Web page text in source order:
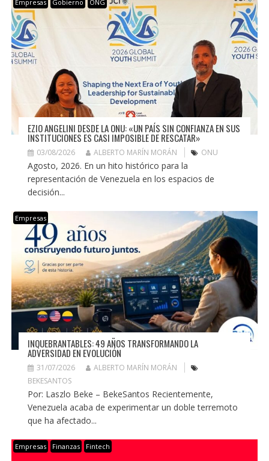
Empresas Gobierno ONG
EZIO ANGELINI DESDE LA ONU: «UN PAÍS SIN CONFIANZA EN SUS
INSTITUCIONES ES CASI IMPOSIBLE DE RESCATAR»
03/08/2026 ALBERTO MARÍN MORÁN ONU
Agosto, 2026. En un hito histórico para la
representación de Venezuela en los espacios de
decisión...
Empresas
INQUEBRANTABLES: 49 AÑOS TRANSFORMANDO LA
ADVERSIDAD EN EVOLUCIÓN
31/07/2026
ALBERTO MARÍN MORÁN
BEKESANTOS
Por: Laszlo Beke – BekeSantos Recientemente,
Venezuela acaba de experimentar un doble terremoto
que ha afectado...
Empresas Finanzas Fintech